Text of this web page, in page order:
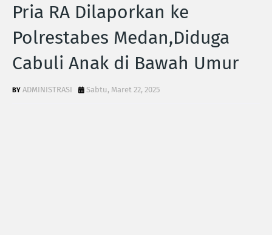
Pria RA Dilaporkan ke
Polrestabes Medan,Diduga
Cabuli Anak di Bawah Umur
ADMINISTRASI Sabtu, Maret 22, 2025